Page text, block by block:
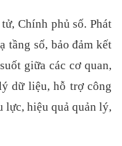
Chính phủ số. Phát
tầng số, bảo đảm kết
giữa các cơ quan,
dữ liệu, hỗ trợ công
lực, hiệu quả quản lý,